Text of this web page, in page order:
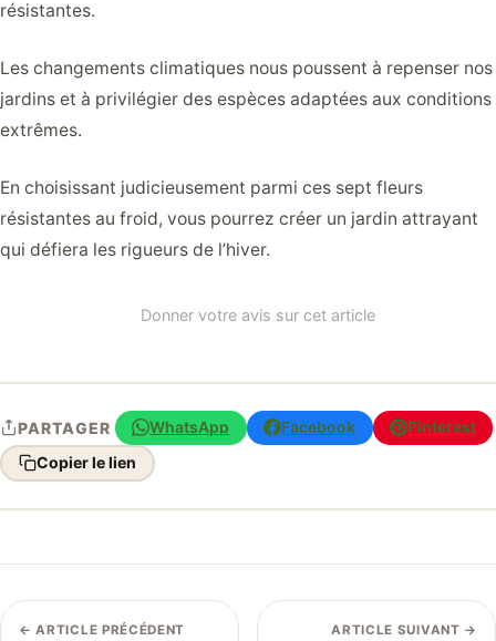
résistantes.
Les changements climatiques nous poussent à repenser nos
jardins et à privilégier des espèces adaptées aux conditions
extrêmes.
En choisissant judicieusement parmi ces sept fleurs
résistantes au froid, vous pourrez créer un jardin attrayant
qui défiera les rigueurs de l’hiver.
Donner votre avis sur cet article
PARTAGER WhatsApp Facebook
Pinterest
Copier le lien
← ARTICLE PRÉCÉDENT ARTICLE SUIVANT →